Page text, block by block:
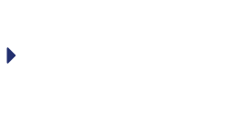
en calidad de miembro de número de